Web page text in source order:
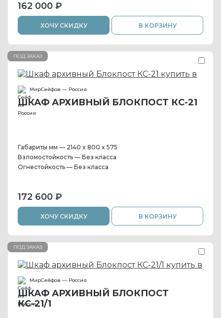
162 000 ₽
ХОЧУ СКИДКУ В КОРЗИНУ
ПОД ЗАКАЗ
МирСейфов — Россия
ШКАФ АРХИВНЫЙ БЛОКПОСТ КС-21
Габариты мм — 2140 x 800 x 575
Взломостойкость — Без класса
Огнестойкость — Без класса
172 600 ₽
ХОЧУ СКИДКУ В КОРЗИНУ
ПОД ЗАКАЗ
МирСейфов — Россия
ШКАФ АРХИВНЫЙ БЛОКПОСТ
КС-21/1